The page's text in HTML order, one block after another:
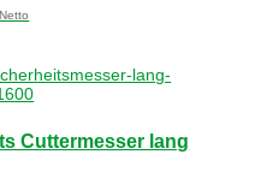
Netto
Cuttermesser lang